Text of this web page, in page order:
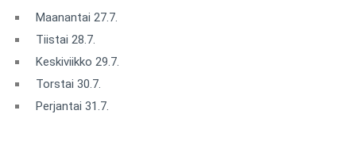
Maanantai 27.7.
Tiistai 28.7.
Keskiviikko 29.7.
Torstai 30.7.
Perjantai 31.7.